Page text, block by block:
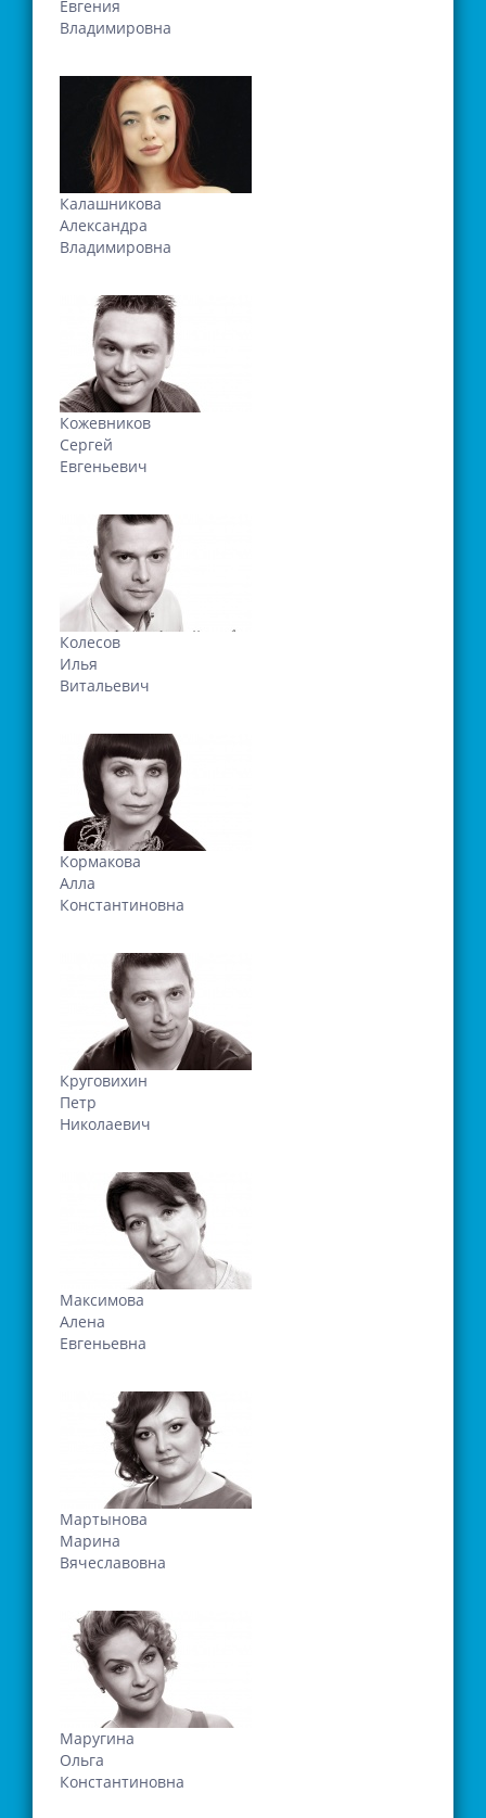
Евгения
Владимировна
Калашникова
Александра
Владимировна
Кожевников
Сергей
Евгеньевич
Колесов
Илья
Витальевич
Кормакова
Алла
Константиновна
Круговихин
Петр
Николаевич
Максимова
Алена
Евгеньевна
Мартынова
Марина
Вячеславовна
Маругина
Ольга
Константиновна